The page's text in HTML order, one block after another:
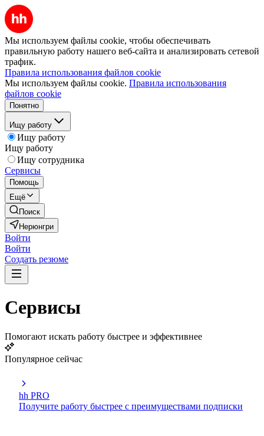
Мы используем файлы cookie, чтобы обеспечивать
правильную работу нашего веб-сайта и анализировать сетевой
трафик.
Правила использования файлов cookie
Мы используем файлы cookie. Правила использования
файлов cookie
Понятно
Ищу работу
Ищу работу
Ищу работу
Ищу сотрудника
Сервисы
Помощь
Ещё
Поиск
Нерюнгри
Войти
Войти
Создать резюме
Сервисы
Помогают искать работу быстрее и эффективнее
Популярное сейчас
hh PRO
Получите работу быстрее с преимуществами подписки